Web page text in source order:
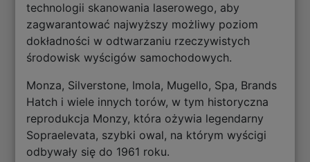
technologii skanowania laserowego, aby
zagwarantować najwyższy możliwy poziom
dokładności w odtwarzaniu rzeczywistych
środowisk wyścigów samochodowych.
Monza, Silverstone, Imola, Mugello, Spa, Brands
Hatch i wiele innych torów, w tym historyczna
reprodukcja Monzy, która ożywia legendarny
Sopraelevata, szybki owal, na którym wyścigi
odbywały się do 1961 roku.